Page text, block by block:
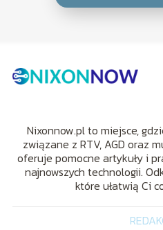
Nixonnow.pl to miejsce,
związane z RTV, AGD oraz
oferuje pomocne artykuły i
najnowszych technologii.
które ułatwią Ci